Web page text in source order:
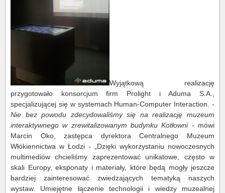
Wyjątkową realizację
przygotowało konsorcjum firm Prolight i Aduma S.A.,
specjalizującej się w systemach Human-Computer Interaction. -
Nie bez powodu zdecydowaliśmy się na realizację muzeum
interaktywnego w zrewitalizowanym budynku Kotłowni- mówi
Marcin Oko, zastępca dyrektora Centralnego Muzeum
Włókiennictwa w Łodzi - „Dzięki wykorzystaniu nowoczesnych
multimediów chcieliśmy zaprezentować unikatowe, często w
skali Europy, eksponaty i materiały, które będą mogły jeszcze
bardziej zainteresować zwiedzających tematyką naszych
wystaw. Umiejętne łączenie technologii i wiedzy muzealnej